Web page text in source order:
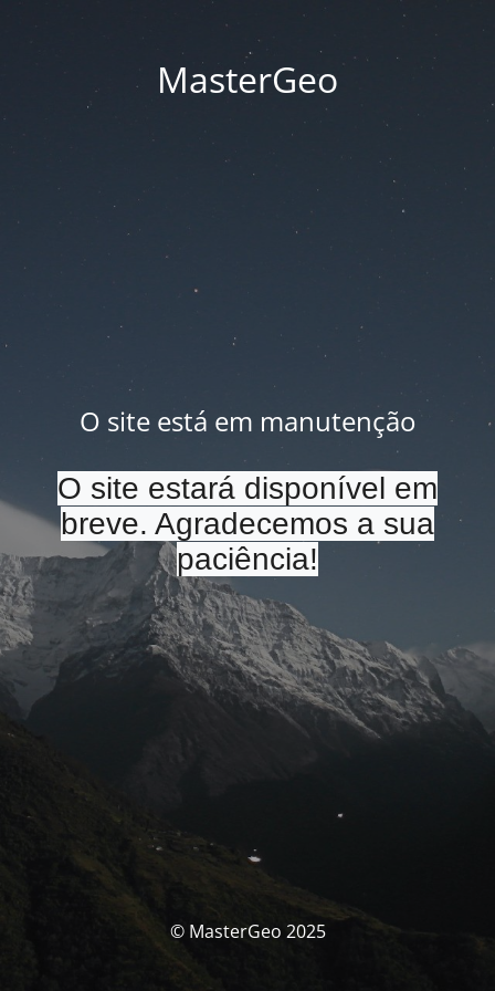
MasterGeo
O site está em manutenção
O site estará disponível em
breve. Agradecemos a sua
paciência!
© MasterGeo 2025